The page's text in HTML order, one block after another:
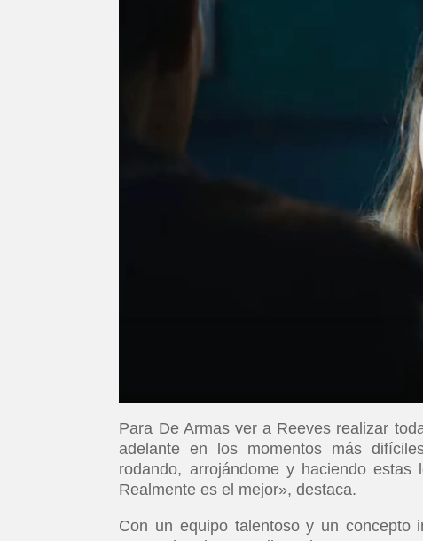
Para De Armas ver a Reeves realizar
adelante en los momentos más
rodando, arrojándome y haciendo
Realmente es el mejor», destaca.
Con un equipo talentoso y un concepto